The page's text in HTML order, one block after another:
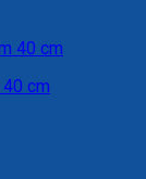
cm